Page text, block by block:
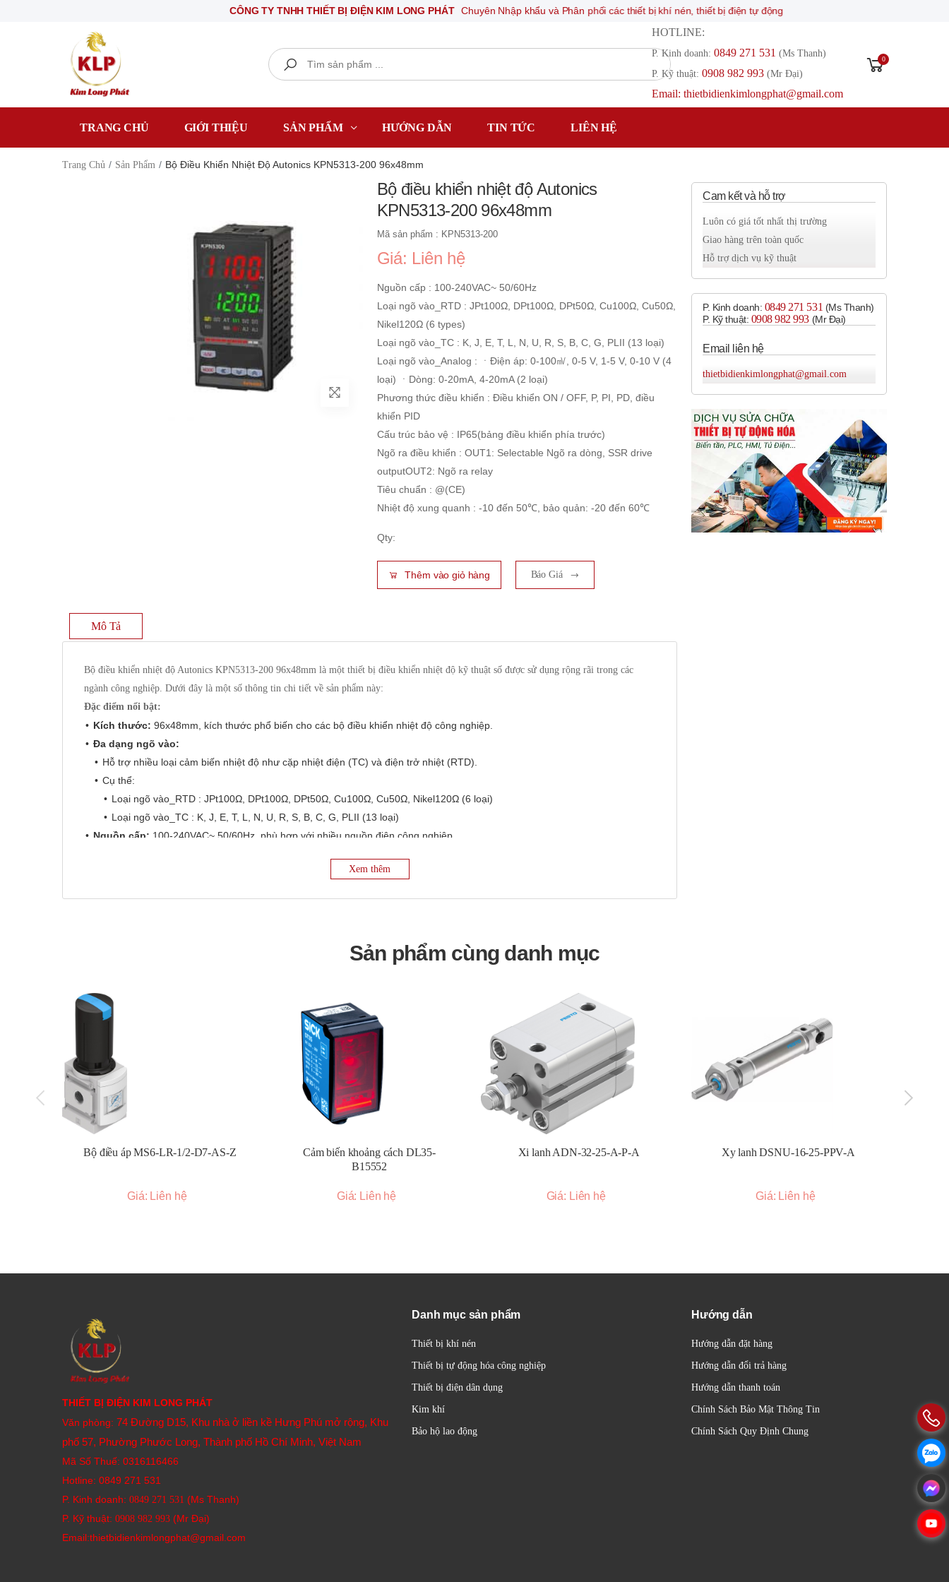
CÔNG TY TNHH THIẾT BỊ ĐIỆN KIM LONG PHÁT Chuyên Nhập khẩu và Phân phối các thiết bị khí nén, thiết bị điện tự động
Search
HOTLINE:
P. Kinh doanh: 0849 271 531 (Ms Thanh)
P. Kỹ thuật: 0908 982 993​ (Mr Đại)
Email: thietbidienkimlongphat@gmail.com
0
TRANG CHỦ GIỚI THIỆU SẢN PHẨM HƯỚNG DẪN TIN TỨC LIÊN HỆ
Trang Chủ Sản Phẩm Bộ Điều Khiển Nhiệt Độ Autonics KPN5313-200 96x48mm
Bộ điều khiển nhiệt độ Autonics
KPN5313-200 96x48mm
Mã sản phẩm : KPN5313-200
Giá: Liên hệ
Nguồn cấp : 100-240VAC~ 50/60Hz
Loại ngõ vào_RTD : JPt100Ω, DPt100Ω, DPt50Ω, Cu100Ω, Cu50Ω,
Nikel120Ω (6 types)
Loại ngõ vào_TC : K, J, E, T, L, N, U, R, S, B, C, G, PLII (13 loại)
Loại ngõ vào_Analog : ㆍĐiện áp: 0-100㎷, 0-5 V, 1-5 V, 0-10 V (4
loại) ㆍDòng: 0-20mA, 4-20mA (2 loại)
Phương thức điều khiển : Điều khiển ON / OFF, P, PI, PD, điều
khiển PID
Cấu trúc bảo vệ : IP65(bảng điều khiển phía trước)
Ngõ ra điều khiển : OUT1: Selectable Ngõ ra dòng, SSR drive
outputOUT2: Ngõ ra relay
Tiêu chuẩn : @(CE)
Nhiệt độ xung quanh : -10 đến 50℃, bảo quản: -20 đến 60℃
Qty:
Thêm vào giỏ hàng Báo Giá
Mô Tả
Bộ điều khiển nhiệt độ Autonics KPN5313-200 96x48mm là một thiết bị điều khiển nhiệt độ kỹ thuật số được sử dụng rộng rãi trong các
ngành công nghiệp. Dưới đây là một số thông tin chi tiết về sản phẩm này:
Đặc điểm nổi bật:
Kích thước: 96x48mm, kích thước phổ biến cho các bộ điều khiển nhiệt độ công nghiệp.
Đa dạng ngõ vào:
Hỗ trợ nhiều loại cảm biến nhiệt độ như cặp nhiệt điện (TC) và điện trở nhiệt (RTD).
Cụ thể:
Loại ngõ vào_RTD : JPt100Ω, DPt100Ω, DPt50Ω, Cu100Ω, Cu50Ω, Nikel120Ω (6 loại)
Loại ngõ vào_TC : K, J, E, T, L, N, U, R, S, B, C, G, PLII (13 loại)
Nguồn cấp: 100-240VAC~ 50/60Hz, phù hợp với nhiều nguồn điện công nghiệp.
Hiển thị nhiệt độ dưới dạng biểu đồ cột, giúp người dùng dễ dàng quan sát và theo dõi.
Điều khiển nhiệt độ trong các hệ thống làm nóng, làm lạnh.
Bảo hành 12 tháng
Xem thêm
Cam kết và hỗ trợ
Luôn có giá tốt nhất thị trường
Giao hàng trên toàn quốc
Hỗ trợ dịch vụ kỹ thuật
P. Kinh doanh: 0849 271 531 (Ms Thanh)
P. Kỹ thuật: 0908 982 993​ (Mr Đại)
Email liên hệ
thietbidienkimlongphat@gmail.com
Sản phẩm cùng danh mục
Bộ điều áp MS6-LR-1/2-D7-AS-Z
Giá: Liên hệ
Cảm biến khoảng cách DL35-
B15552
Giá: Liên hệ
Xi lanh ADN-32-25-A-P-A
Giá: Liên hệ
Xy lanh DSNU-16-25-PPV-A
Giá: Liên hệ
THIẾT BỊ ĐIỆN KIM LONG PHÁT
Văn phòng: 74 Đường D15, Khu nhà ở liền kề Hưng Phú mở rộng, Khu
phố 57, Phường Phước Long, Thành phố Hồ Chí Minh, Việt Nam
Mã Số Thuế: 0316116466
Hotline: 0849 271 531
P. Kinh doanh: 0849 271 531 (Ms Thanh)
P. Kỹ thuật: 0908 982 993​ (Mr Đại)
Email:thietbidienkimlongphat@gmail.com
Danh mục sản phẩm
Thiết bị khí nén
Thiết bị tự động hóa công nghiệp
Thiết bị điện dân dụng
Kim khí
Bảo hộ lao động
Hướng dẫn
Hướng dẫn đặt hàng
Hướng dẫn đổi trả hàng
Hướng dẫn thanh toán
Chính Sách Bảo Mật Thông Tin
Chính Sách Quy Định Chung